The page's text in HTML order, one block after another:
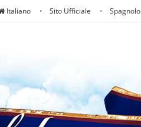
Italiano Sito Ufficiale Spagnolo